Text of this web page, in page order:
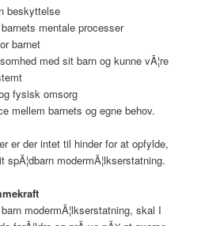
beskyttelse
mentale processer
barnet
med sit barn og kunne vÃ¦re
fysisk omsorg
mellem barnets og egne behov.
er der intet til hinder for at opfylde,
spÃ¦dbarn modermÃ¦lkserstatning.
modermÃ¦lkserstatning, skal I